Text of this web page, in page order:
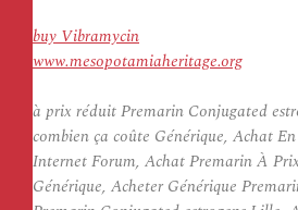
buy Vibramycin
www.mesopotamiaheritage.org
à prix réduit Premarin Conjugated
combien ça coûte Générique, Achat
Internet Forum, Achat Premarin À
Générique, Acheter Générique